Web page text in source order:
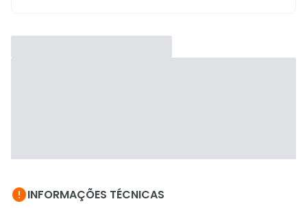
INFORMAÇÕES TÉCNICAS